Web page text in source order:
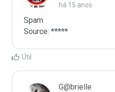
há 15 anos
Spam
Source: *****
Útil
G@brielle